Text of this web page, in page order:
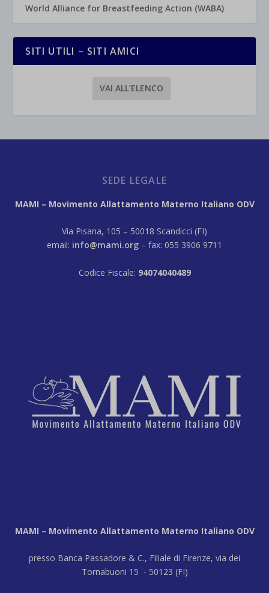
World Alliance for Breastfeeding Action (WABA)
SITI UTILI – SITI AMICI
VAI ALL’ELENCO
SEDE LEGALE
MAMI – Movimento Allattamento Materno Italiano ODV
Via Pisana, 105 – 50018 Scandicci (FI)
email: info@mami.org – fax: 055 3906 9711
Codice Fiscale: 94074040489
MAMI – Movimento Allattamento Materno Italiano ODV
presso Banca Passadore & C., Filiale di Firenze, via dei
Tornabuoni 15 - 50123 (FI)